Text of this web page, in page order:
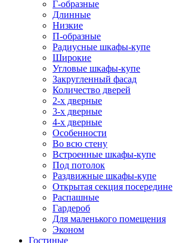
Г-образные
Длинные
Низкие
П-образные
Радиусные шкафы-купе
Широкие
Угловые шкафы-купе
Закругленный фасад
Количество дверей
2-х дверные
3-х дверные
4-х дверные
Особенности
Во всю стену
Встроенные шкафы-купе
Под потолок
Раздвижные шкафы-купе
Открытая секция посередине
Распашные
Гардероб
Для маленького помещения
Эконом
Гостиные